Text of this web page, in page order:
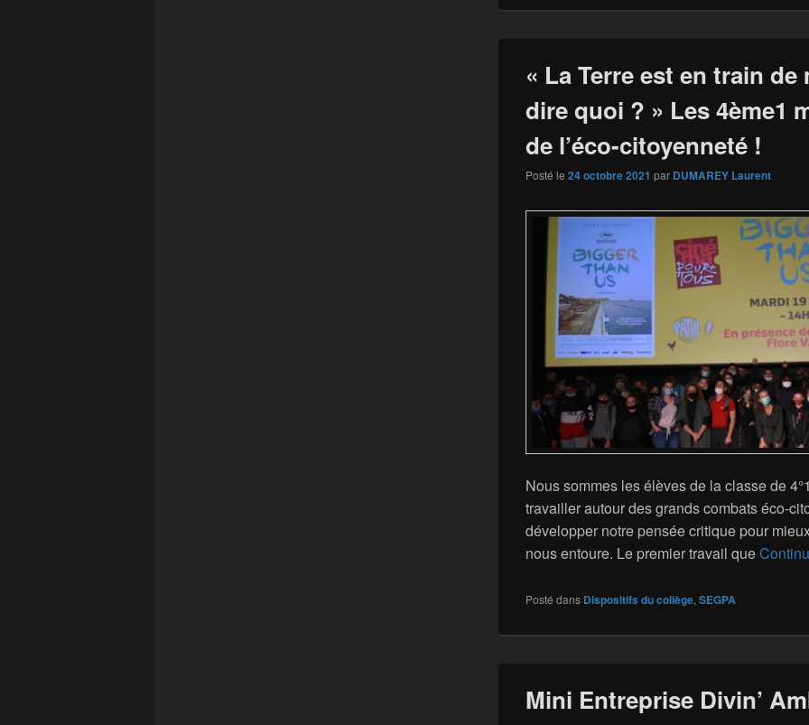
« La Terre est en train
dire quoi ? » Les 4ème1
de l’éco-citoyenneté !
Posté le 24 octobre 2021 par DUMAREY Laurent
Nous sommes les élèves de la classe de
travailler autour des grands combats éco-
développer notre pensée critique pour
nous entoure. Le premier travail que
Posté dans Dispositifs du collège, SEGPA
Mini Entreprise Divin’